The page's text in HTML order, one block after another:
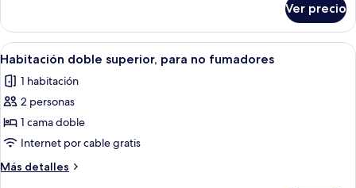
fumadores
económica,
para
no
Ver precio
Abrir
todas
las
fotos
de
Habitación
doble
superior,
Habitación de hotel con una cama
13
Habitación doble superior, para no fumadores
1 habitación
2 personas
1 cama doble
Internet por cable gratis
Más detalles
Más